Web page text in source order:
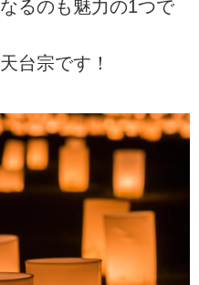
るのも魅力の1つで
台宗です！